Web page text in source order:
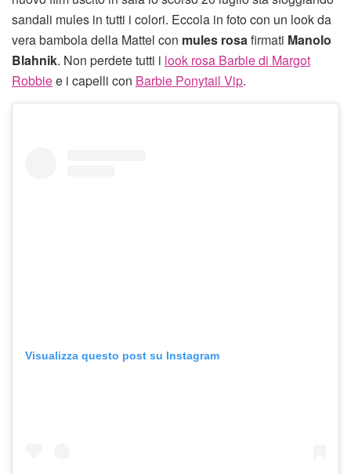
sandali mules in tutti i colori. Eccola in foto con un look da
vera bambola della Mattel con mules rosafirmati Manolo
Blahnik. Non perdete tutti i look rosa Barbie di Margot
Robbiee i capelli con Barbie Ponytail Vip.
Visualizza questo post su Instagram